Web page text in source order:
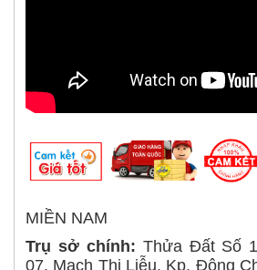
MIỀN NAM
Trụ sở chính: Thửa Đất Số
07, Mạch Thị Liễu, Kp. Đông